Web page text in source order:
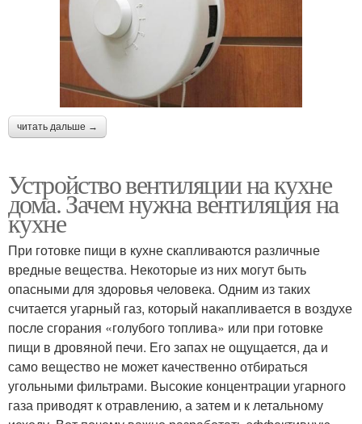
читать дальше →
Устройство вентиляции на кухне
дома. Зачем нужна вентиляция на
кухне
При готовке пищи в кухне скапливаются различные
вредные вещества. Некоторые из них могут быть
опасными для здоровья человека. Одним из таких
считается угарный газ, который накапливается в воздухе
после сгорания «голубого топлива» или при готовке
пищи в дровяной печи. Его запах не ощущается, да и
само вещество не может качественно отбираться
угольными фильтрами. Высокие концентрации угарного
газа приводят к отравлению, а затем и к летальному